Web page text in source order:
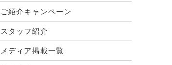
ご紹介キャンペーン
スタッフ紹介
メディア掲載一覧